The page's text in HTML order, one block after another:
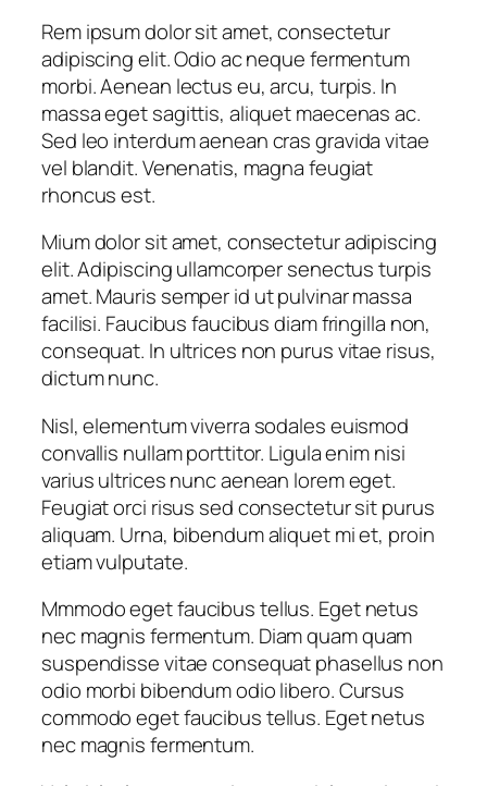
Rem ipsum dolor sit amet, consectetur
adipiscing elit. Odio ac neque fermentum
morbi. Aenean lectus eu, arcu, turpis. In
massa eget sagittis, aliquet maecenas ac.
Sed leo interdum aenean cras gravida vitae
vel blandit. Venenatis, magna feugiat
rhoncus est.
Mium dolor sit amet, consectetur adipiscing
elit. Adipiscing ullamcorper senectus turpis
amet. Mauris semper id ut pulvinar massa
facilisi. Faucibus faucibus diam fringilla non,
consequat. In ultrices non purus vitae risus,
dictum nunc.
Nisl, elementum viverra sodales euismod
convallis nullam porttitor. Ligula enim nisi
varius ultrices nunc aenean lorem eget.
Feugiat orci risus sed consectetur sit purus
aliquam. Urna, bibendum aliquet mi et, proin
etiam vulputate.
Mmmodo eget faucibus tellus. Eget netus
nec magnis fermentum. Diam quam quam
suspendisse vitae consequat phasellus non
odio morbi bibendum odio libero. Cursus
commodo eget faucibus tellus. Eget netus
nec magnis fermentum.